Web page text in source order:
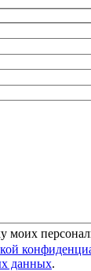
моих
данных.